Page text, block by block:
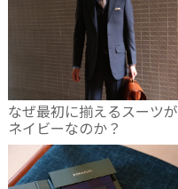
なぜ最初に揃えるスーツが
ネイビーなのか？